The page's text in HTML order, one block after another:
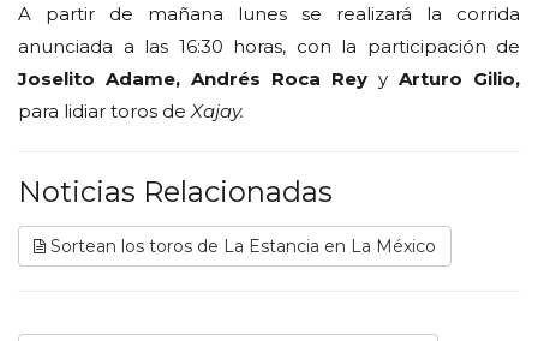
A partir de mañana lunes se realizará la corrida
anunciada a las 16:30 horas, con la participación de
Joselito Adame, Andrés Roca Rey y Arturo Gilio,
para lidiar toros de Xajay.
Noticias Relacionadas
Sortean los toros de La Estancia en La México